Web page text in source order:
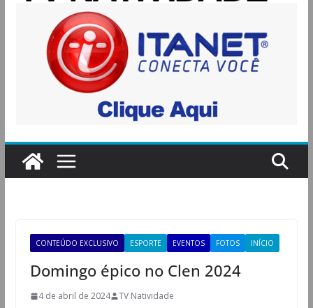
CONTEÚDO EXCLUSIVO ESPORTE EVENTOS FOTOS INÍCIO
Domingo épico no Clen 2024
4 de abril de 2024 TV Natividade